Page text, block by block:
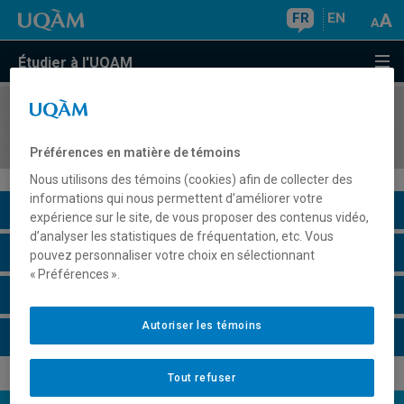
FR EN
Étudier à l'UQAM
COURS//
Description du cours
Horaire - Été 2026
Préférences en matière de témoins
Nous utilisons des témoins (cookies) afin de collecter des
informations qui nous permettent d’améliorer votre
expérience sur le site, de vous proposer des contenus vidéo,
d’analyser les statistiques de fréquentation, etc. Vous
pouvez personnaliser votre choix en sélectionnant
« Préférences ».
Tout refuser
Autoriser les témoins